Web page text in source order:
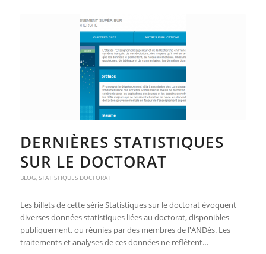
DERNIÈRES STATISTIQUES
SUR LE DOCTORAT
BLOG, STATISTIQUES DOCTORAT
Les billets de cette série Statistiques sur le doctorat évoquent
diverses données statistiques liées au doctorat, disponibles
publiquement, ou réunies par des membres de l'ANDès. Les
traitements et analyses de ces données ne reflètent…